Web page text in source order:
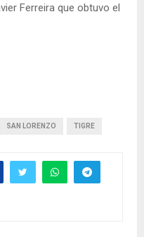
Ferreira que obtuvo el
SAN LORENZO TIGRE